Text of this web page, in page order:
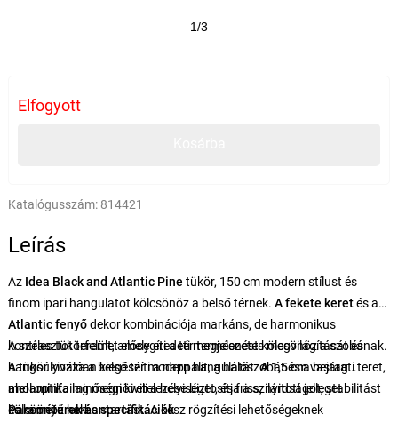
1/3
Elfogyott
Katalógusszám: 814421
Leírás
Az Idea Black and Atlantic Pine tükör, 150 cm modern stílust és
finom ipari hangulatot kölcsönöz a belső térnek. A fekete keretés az
Atlantic fenyődekor kombinációja markáns, de harmonikus
kontrasztot teremt, amely eredeti megjelenést kölcsönöz a szobának.
A tükör kiválóan kiegészíti a nappalit, a hálószobát és a bejárati teret,
ahol optikailag megnöveli a helyiséget, és friss, nyitott jelleget
kölcsönöz neki.
A széles tükörfelület elősegíti a tér természetes megvilágítását és
hangsúlyozza a belső tér modern hangulatát.A 1,5 cmvastag
melaminfaminőségi kivitelezése biztosítja a szilárdságot, stabilitást
és könnyű karbantartást. A kész rögzítési lehetőségeknek
Paraméterek és specifikációk